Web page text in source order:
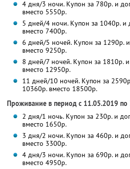
4 дня/3 ночи. Купон за 780р. и
вместо 5550р.
5 дней/4 ночи. Купон за 1040р. и
вместо 7400р.
6 дней/5 ночей. Купон за 1290р.
вместо 9250р.
8 дней/7 ночей. Купон за 1810р.
вместо 12950р.
11 дней/10 ночей. Купон за
10360р. вместо 18500р.
Проживание в период с 11.05.2019 по
2 дня/1 ночь. Купон за 230р. и
вместо 1650р.
3 дня/2 ночи. Купон за 460р. и
вместо 3300р.
4 дня/3 ночи. Купон за 690р. и
вместо 4950р.